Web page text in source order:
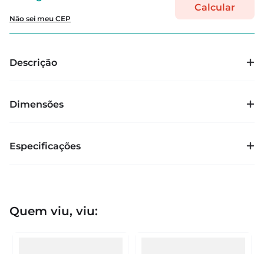
Não sei meu CEP
Descrição
Dimensões
Especificações
Quem viu, viu: